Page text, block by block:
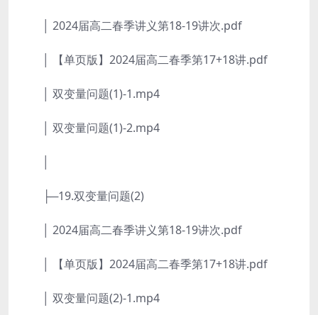
│ 2024届高二春季讲义第18-19讲次.pdf
│ 【单页版】2024届高二春季第17+18讲.pdf
│ 双变量问题(1)-1.mp4
│ 双变量问题(1)-2.mp4
├─19.双变量问题(2)
│ 2024届高二春季讲义第18-19讲次.pdf
│ 【单页版】2024届高二春季第17+18讲.pdf
│ 双变量问题(2)-1.mp4